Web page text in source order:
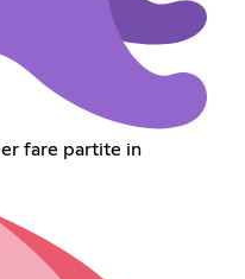
fare partite in